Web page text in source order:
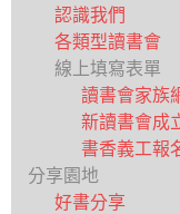
認識我們
各類型讀書會
線上填寫表單
讀書會家族
新讀書會成
書香義工報
分享園地
好書分享